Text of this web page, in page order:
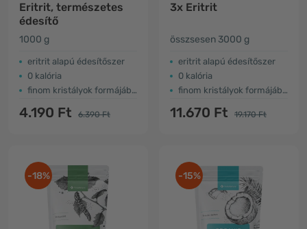
Eritrit, természetes
édesítő
1000 g
eritrit alapú édesítőszer
0 kalória
finom kristályok formájában
4.190 Ft 6.390 Ft
3x Eritrit
összsesen 3000 g
eritrit alapú édesítőszer
0 kalória
finom kristályok formájában
11.670 Ft 19.170 Ft
-18% -15%